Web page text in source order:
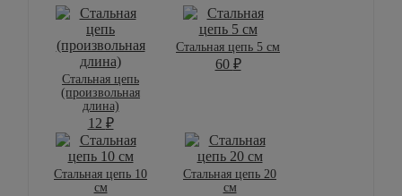
Стальная цепь
(произвольная
длина)
12 ₽
Стальная цепь 5 см
60 ₽
Стальная цепь 10
см
Стальная цепь 20
см